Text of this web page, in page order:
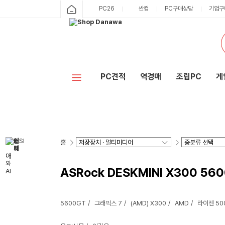
PC26 싼컴 PC구매상담 기업
PC견적 역경매 조립PC 게
홈
ASRock DESKMINI X300
5600GT 그래픽스 7 (AMD) X300 AMD 라이젠